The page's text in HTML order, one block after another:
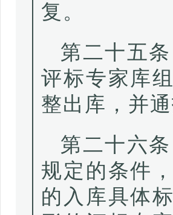
复。
第二十五
评标专家库
整出库，并
第二十六
规定的条件
的入库具体